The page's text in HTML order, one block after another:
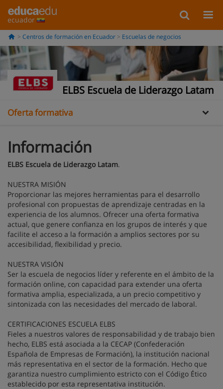
ecuador
Centros de formación en Ecuador Escuelas de negocios
ELBS Escuela de Liderazgo Latam
Información
Oferta formativa
Información
ELBS Escuela de Liderazgo Latam.
NUESTRA MISIÓN
Proporcionar las mejores herramientas para el desarrollo
profesional con propuestas de aprendizaje centradas en la
experiencia de los alumnos. Ofrecer una oferta formativa
actual, que genere confianza en los grupos de interés y que
facilite el acceso a la formación a amplios sectores por su
accesibilidad, flexibilidad y precio.
NUESTRA VISIÓN
Ser la escuela de negocios líder y referente en el ámbito de la
formación online, con capacidad para extender una oferta
formativa amplia, especializada, a un precio competitivo y
sintonizada con las necesidades del mercado de laboral.
CERTIFICACIONES ESCUELA ELBS
Fieles a nuestros valores de responsabilidad y de trabajo bien
hecho, ELBS está asociada a la CECAP (Confederación
Española de Empresas de Formación), la institución nacional
más representativa en el sector de la formación. Hecho que
garantiza nuestro cumplimiento estricto con el Código Ético
establecido por esta representativa institución.